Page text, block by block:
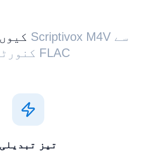
Scriptivox ⁦M4V⁩ سے
تیز تبدیلی